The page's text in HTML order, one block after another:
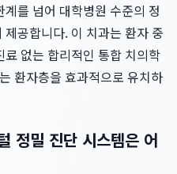
를 넘어 대학병원 수준의 정
공합니다. 이 치과는 환자 중
없는 합리적인 통합 치의학
환자층을 효과적으로 유치하
정밀 진단 시스템은 어